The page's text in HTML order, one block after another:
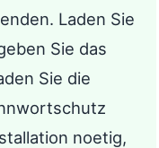
Laden Sie
Sie das
Sie die
noetig,